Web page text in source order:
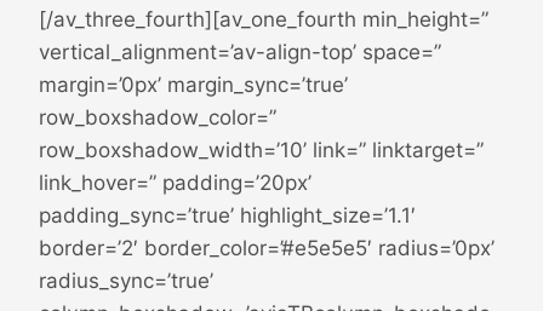
[/av_three_fourth][av_one_fourth min_height=”
vertical_alignment=’av-align-top’ space=”
margin=’0px’ margin_sync=’true’
row_boxshadow_color=”
row_boxshadow_width=’10’ link=” linktarget=”
link_hover=” padding=’20px’
padding_sync=’true’ highlight_size=’1.1′
border=’2′ border_color=’#e5e5e5′ radius=’0px’
radius_sync=’true’